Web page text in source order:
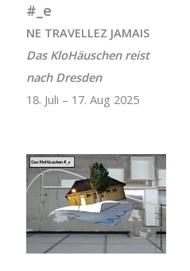
#_e
NE TRAVELLEZ JAMAIS
Das KloHäuschen reist
nach Dresden
18. Juli – 17. Aug 2025